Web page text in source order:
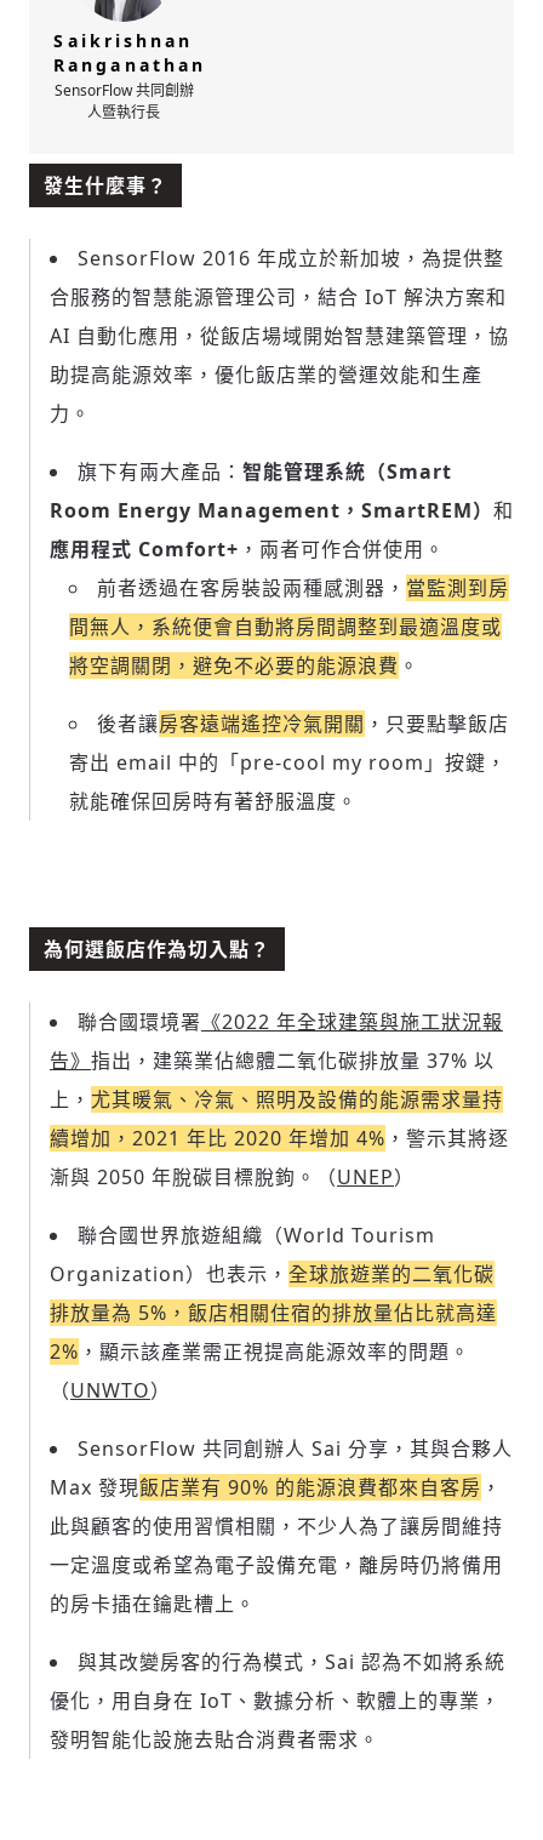
Saikrishnan
Ranganathan
SensorFlow 共同創辦
人暨執行長
發生什麼事？
SensorFlow 2016 年成立於新加坡，為提供整
合服務的智慧能源管理公司，結合 IoT 解決方案和
AI 自動化應用，從飯店場域開始智慧建築管理，協
助提高能源效率，優化飯店業的營運效能和生產
力。
旗下有兩大產品： 智能管理系統（Smart
Room Energy Management，SmartREM） 和
應用程式 Comfort+ ，兩者可作合併使用。
前者透過在客房裝設兩種感測器， 當監測到房
間無人，系統便會自動將房間調整到最適溫度或
將空調關閉，避免不必要的能源浪費 。
後者讓房客遠端遙控冷氣開關 ，只要點擊飯店
寄出 email 中的「pre-cool my room」按鍵，
就能確保回房時有著舒服溫度。
為何選飯店作為切入點？
聯合國環境署 《2022 年全球建築與施工狀況報
告》 指出，建築業佔總體二氧化碳排放量 37% 以
上， 尤其暖氣、冷氣、照明及設備的能源需求量持
續增加，2021 年比 2020 年增加 4% ，警示其將逐
漸與 2050 年脫碳目標脫鉤。（UNEP）
聯合國世界旅遊組織（World Tourism
Organization）也表示， 全球旅遊業的二氧化碳
排放量為 5%，飯店相關住宿的排放量佔比就高達
2% ，顯示該產業需正視提高能源效率的問題。
（UNWTO）
SensorFlow 共同創辦人 Sai 分享，其與合夥人
Max 發現飯店業有 90% 的能源浪費都來自客房 ，
此與顧客的使用習慣相關，不少人為了讓房間維持
一定溫度或希望為電子設備充電，離房時仍將備用
的房卡插在鑰匙槽上。
與其改變房客的行為模式，Sai 認為不如將系統
優化，用自身在 IoT、數據分析、軟體上的專業，
發明智能化設施去貼合消費者需求。